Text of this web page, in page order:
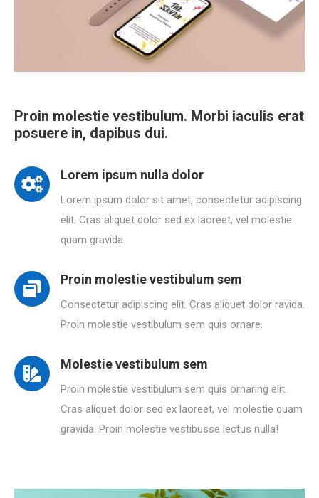
Proin molestie vestibulum. Morbi iaculis erat
posuere in, dapibus dui.
Lorem ipsum nulla dolor
Lorem ipsum dolor sit amet, consectetur adipiscing
elit. Cras aliquet dolor sed ex laoreet, vel molestie
quam gravida.
Proin molestie vestibulum sem
Consectetur adipiscing elit. Cras aliquet dolor ravida.
Proin molestie vestibulum sem quis ornare.
Molestie vestibulum sem
Proin molestie vestibulum sem quis ornaring elit.
Cras aliquet dolor sed ex laoreet, vel molestie quam
gravida. Proin molestie vestibusse lectus nulla!